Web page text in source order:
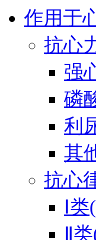
作用于
抗心
强
磷
利
其
抗心
Ⅰ
Ⅱ